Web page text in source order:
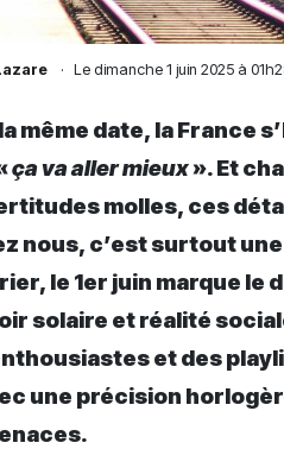
· Le dimanche 1 juin 2025 à
même date, la France
ça va aller mieux». Et
molles, ces
nous, c’est surtout
le 1er juin marque
solaire et réalité
et des
une précision